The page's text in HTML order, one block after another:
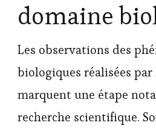
domaine
Les observations des
biologiques réalisées
marquent une étape
recherche scientifique.